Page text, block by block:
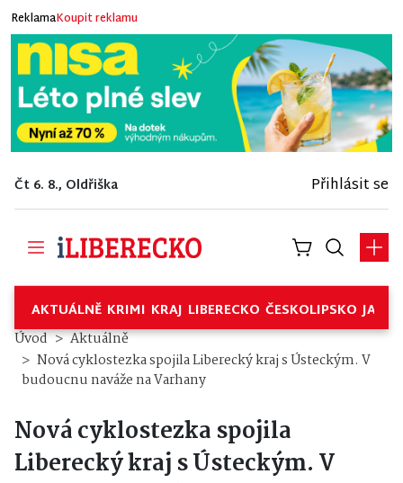
ReklamaKoupit reklamu
Čt 6. 8., Oldřiška Přihlásit se
AKTUÁLNĚ KRIMI KRAJ LIBERECKO ČESKOLIPSKO
Úvod
Aktuálně
Nová cyklostezka spojila Liberecký kraj s Ústeckým. V
budoucnu naváže na Varhany
Nová cyklostezka spojila
Liberecký kraj s Ústeckým. V